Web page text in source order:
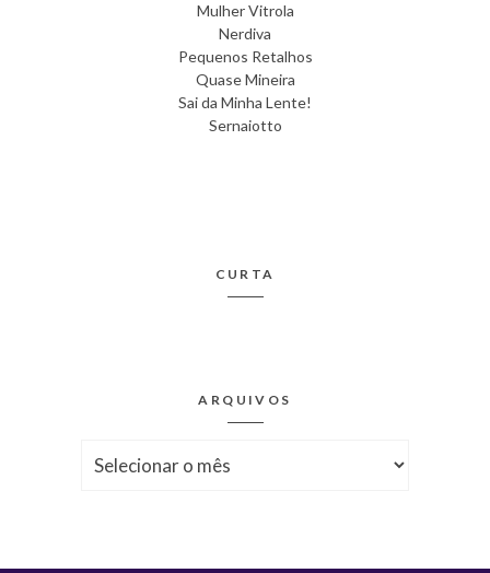
Mulher Vitrola
Nerdiva
Pequenos Retalhos
Quase Mineira
Sai da Minha Lente!
Sernaiotto
CURTA
ARQUIVOS
Arquivos